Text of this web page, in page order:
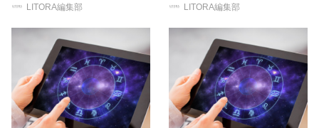
LITORA編集部
LITORA編集部